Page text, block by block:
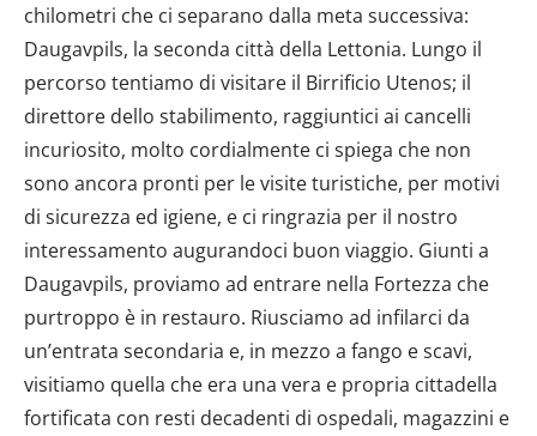
chilometri che ci separano dalla meta successiva:
Daugavpils, la seconda città della Lettonia. Lungo il
percorso tentiamo di visitare il Birrificio Utenos; il
direttore dello stabilimento, raggiuntici ai cancelli
incuriosito, molto cordialmente ci spiega che non
sono ancora pronti per le visite turistiche, per motivi
di sicurezza ed igiene, e ci ringrazia per il nostro
interessamento augurandoci buon viaggio. Giunti a
Daugavpils, proviamo ad entrare nella Fortezza che
purtroppo è in restauro. Riusciamo ad infilarci da
un’entrata secondaria e, in mezzo a fango e scavi,
visitiamo quella che era una vera e propria cittadella
fortificata con resti decadenti di ospedali, magazzini e